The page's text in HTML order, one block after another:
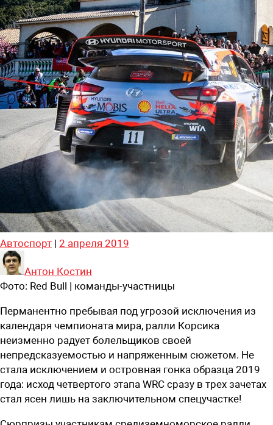
Автоспорт | 2 апреля 2019
Антон Костин
Фото: Red Bull | команды-участницы
Перманентно пребывая под угрозой исключения из
календаря чемпионата мира, ралли Корсика
неизменно радует болельщиков своей
непредсказуемостью и напряженным сюжетом. Не
стала исключением и островная гонка образца 2019
года: исход четвертого этапа WRC сразу в трех зачетах
стал ясен лишь на заключительном спецучастке!